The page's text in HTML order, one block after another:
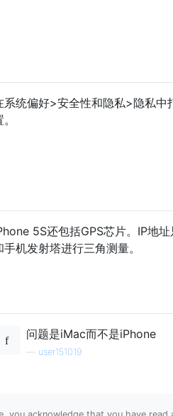
系统偏好>安全性和隐私>隐私中
5S还包括GPS芯片。IP地
手机发射塔进行三角测量。
问题是iMac而不是iPhone
user151019